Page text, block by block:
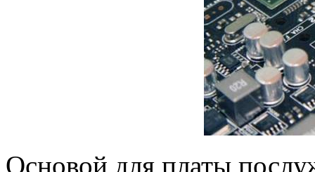
Основой для платы